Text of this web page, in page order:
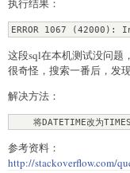
执行结果：
ERROR 1067
这段sql在本机测试没问题
很奇怪，搜索一番后，发
解决方法：
将DATETIME改为
参考资料：
http://stackoverflow.com/